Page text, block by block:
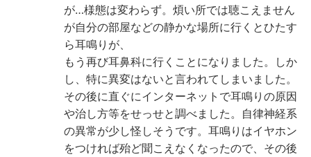
が…様態は変わらず。煩い所では聴こえません
が自分の部屋などの静かな場所に行くとひたす
ら耳鳴りが、
もう再び耳鼻科に行くことになりました。しか
し、特に異変はないと言われてしまいました。
その後に直ぐにインターネットで耳鳴りの原因
や治し方等をせっせと調べました。自律神経系
の異常が少し怪しそうです。耳鳴りはイヤホン
をつければ殆ど聞こえなくなったので、その後